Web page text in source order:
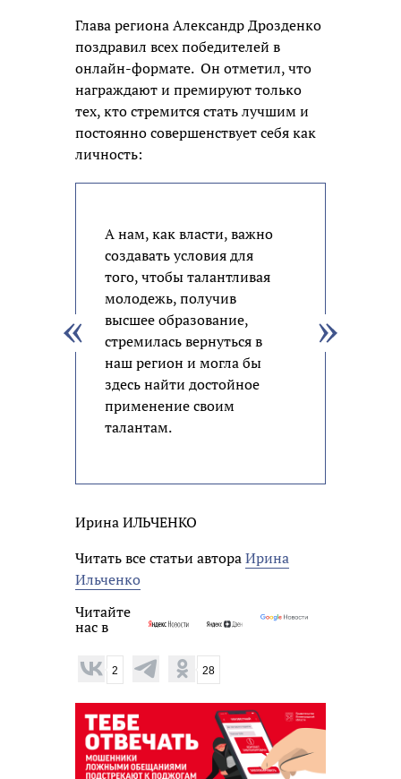
Глава региона Александр Дрозденко
поздравил всех победителей в
онлайн-формате. Он отметил, что
награждают и премируют только
тех, кто стремится стать лучшим и
постоянно совершенствует себя как
личность:
А нам, как власти, важно
создавать условия для
того, чтобы талантливая
молодежь, получив
высшее образование,
стремилась вернуться в
наш регион и могла бы
здесь найти достойное
применение своим
талантам.
Ирина ИЛЬЧЕНКО
Читать все статьи автораИрина
Ильченко
Читайте
нас в
2 28